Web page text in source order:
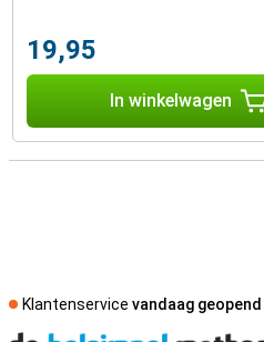
19,95
In winkelwagen
Klantenservice vandaag geopend